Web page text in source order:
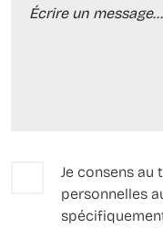
Je consens au
personnelles